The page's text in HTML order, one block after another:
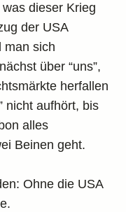
dieser Krieg
der USA
man sich
über “uns”,
herfallen
nicht aufhört, bis
alles
Beinen geht.
Ohne die USA